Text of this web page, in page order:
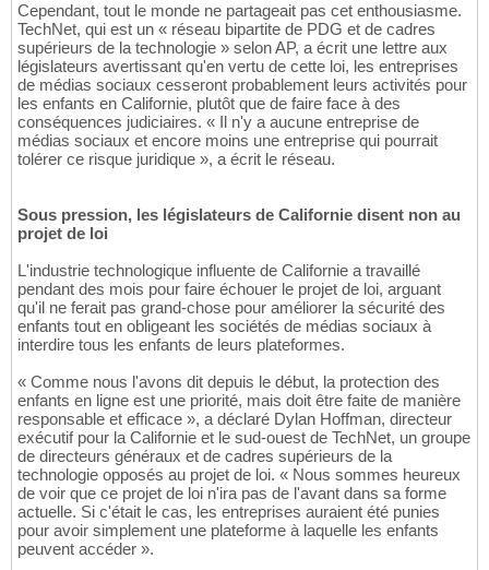
Cependant, tout le monde ne partageait pas cet enthousiasme.
TechNet, qui est un « réseau bipartite de PDG et de cadres
supérieurs de la technologie » selon AP, a écrit une lettre aux
législateurs avertissant qu'en vertu de cette loi, les entreprises
de médias sociaux cesseront probablement leurs activités pour
les enfants en Californie, plutôt que de faire face à des
conséquences judiciaires. « Il n'y a aucune entreprise de
médias sociaux et encore moins une entreprise qui pourrait
tolérer ce risque juridique », a écrit le réseau.
Sous pression, les législateurs de Californie disent non au
projet de loi
L'industrie technologique influente de Californie a travaillé
pendant des mois pour faire échouer le projet de loi, arguant
qu'il ne ferait pas grand-chose pour améliorer la sécurité des
enfants tout en obligeant les sociétés de médias sociaux à
interdire tous les enfants de leurs plateformes.
« Comme nous l'avons dit depuis le début, la protection des
enfants en ligne est une priorité, mais doit être faite de manière
responsable et efficace », a déclaré Dylan Hoffman, directeur
exécutif pour la Californie et le sud-ouest de TechNet, un groupe
de directeurs généraux et de cadres supérieurs de la
technologie opposés au projet de loi. « Nous sommes heureux
de voir que ce projet de loi n'ira pas de l'avant dans sa forme
actuelle. Si c'était le cas, les entreprises auraient été punies
pour avoir simplement une plateforme à laquelle les enfants
peuvent accéder ».